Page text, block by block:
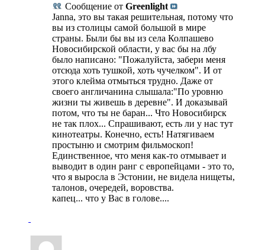
Сообщение от Greenlight
Janna, это вы такая решительная, потому что
вы из столицы самой большой в мире
страны. Были бы вы из села Колпашево
Новосибирской области, у вас бы на лбу
было написано: "Пожалуйста, забери меня
отсюда хоть тушкой, хоть чучелком". И от
этого клейма отмыться трудно. Даже от
своего англичанина слышала:"По уровню
жизни ты живешь в деревне". И доказывай
потом, что ты не баран... Что Новосибирск
не так плох... Спрашивают, есть ли у нас тут
кинотеатры. Конечно, есть! Натягиваем
простыню и смотрим фильмоскоп!
Единственное, что меня как-то отмывает и
выводит в один ранг с европейцами - это то,
что я выросла в Эстонии, не видела нищеты,
талонов, очередей, воровства.
капец... что у Вас в голове....